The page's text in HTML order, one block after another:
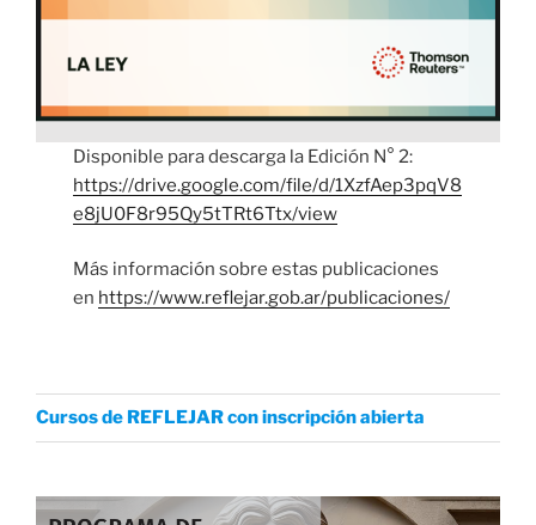
Disponible para descarga la Edición N° 2:
https://drive.google.com/file/d/1XzfAep3pqV8
e8jU0F8r95Qy5tTRt6Ttx/view
Más información sobre estas publicaciones
en https://www.reflejar.gob.ar/publicaciones/
Cursos de REFLEJAR con inscripción abierta